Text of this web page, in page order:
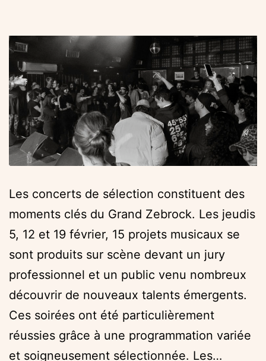
Les concerts de sélection constituent des
moments clés du Grand Zebrock. Les jeudis
5, 12 et 19 février, 15 projets musicaux se
sont produits sur scène devant un jury
professionnel et un public venu nombreux
découvrir de nouveaux talents émergents.
Ces soirées ont été particulièrement
réussies grâce à une programmation variée
et soigneusement sélectionnée. Les…